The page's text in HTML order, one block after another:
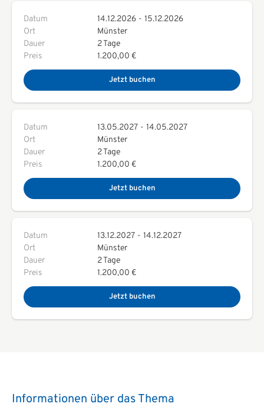
Datum 14.12.2026 - 15.12.2026
Ort
Münster
Dauer
2 Tage
Preis
1.200,00 €
Jetzt buchen
Datum 13.05.2027 - 14.05.2027
Ort
Münster
Dauer
2 Tage
Preis
1.200,00 €
Jetzt buchen
Datum 13.12.2027 - 14.12.2027
Ort
Münster
Dauer
2 Tage
Preis
1.200,00 €
Jetzt buchen
Informationen über das Thema